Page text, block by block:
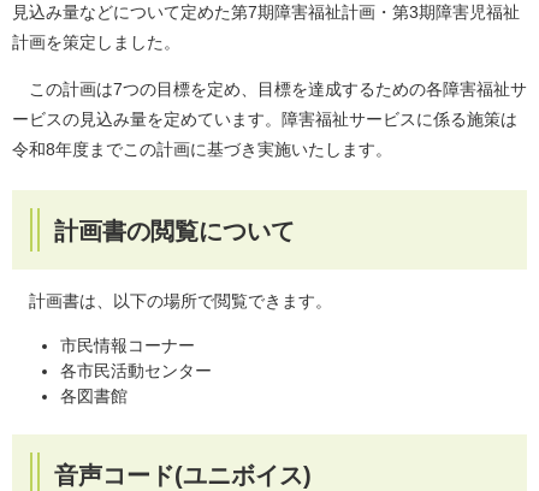
見込み量などについて定めた第7期障害福祉計画・第3期障害児福祉
計画を策定しました。
この計画は7つの目標を定め、目標を達成するための各障害福祉サ
ービスの見込み量を定めています。障害福祉サービスに係る施策は
令和8年度までこの計画に基づき実施いたします。
計画書の閲覧について
計画書は、以下の場所で閲覧できます。
市民情報コーナー
各市民活動センター
各図書館
音声コード(ユニボイス)